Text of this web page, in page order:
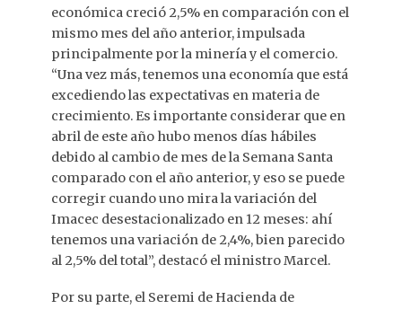
económica creció 2,5% en comparación con el
mismo mes del año anterior, impulsada
principalmente por la minería y el comercio.
“Una vez más, tenemos una economía que está
excediendo las expectativas en materia de
crecimiento. Es importante considerar que en
abril de este año hubo menos días hábiles
debido al cambio de mes de la Semana Santa
comparado con el año anterior, y eso se puede
corregir cuando uno mira la variación del
Imacec desestacionalizado en 12 meses: ahí
tenemos una variación de 2,4%, bien parecido
al 2,5% del total”, destacó el ministro Marcel.
Por su parte, el Seremi de Hacienda de